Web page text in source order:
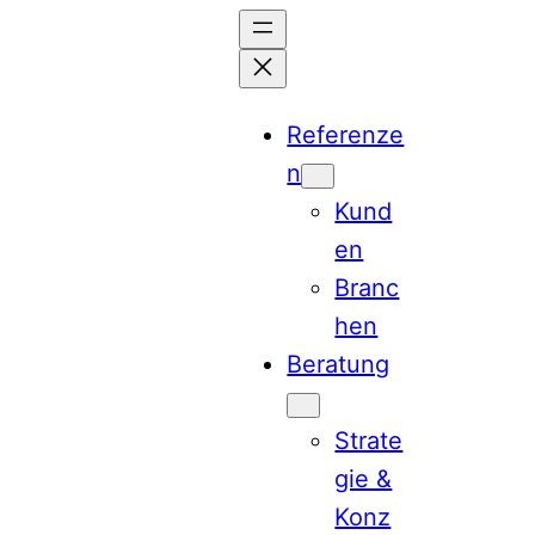
Referenze
n
Kund
en
Branc
hen
Beratung
Strate
gie &
Konz